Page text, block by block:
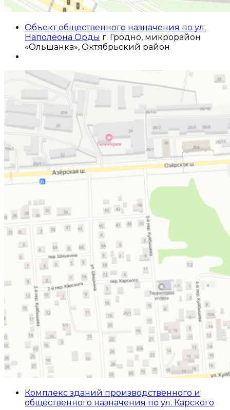
Объект общественного назначения по ул.
Наполеона Орды г. Гродно, микрорайон
«Ольшанка», Октябрьский район
Комплекс зданий производственного и
общественного назначения по ул. Карского